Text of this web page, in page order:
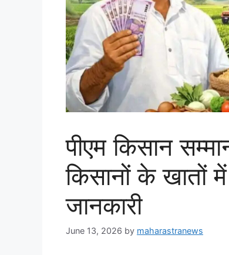
पीएम किसान
किसानों के खातों
जानकारी
June 13, 2026 by maharastranews